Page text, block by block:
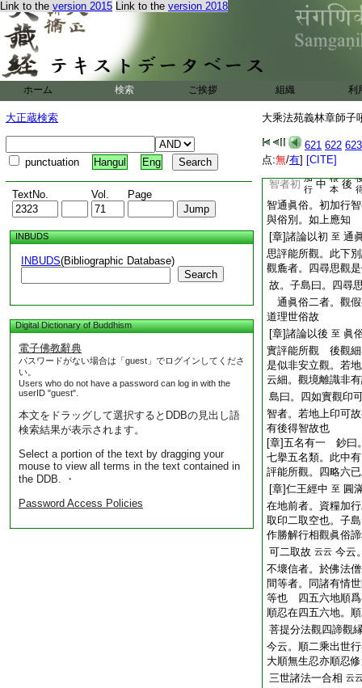
Link to the version 2015 Link to the version 2018
ホーム 検索 ご挨拶 組織 利
大正蔵検索
punctuation Hangul Eng
TextNo. Vol. Page
INBUDS
INBUDS(Bibliographic Database)
Search
Digital Dictionary of Buddhism
電子佛教辭典
パスワードがない場合は「guest」でログインしてくださ
い。
Users who do not have a password can log in with the
userID "guest".
本文をドラッグして選択するとDDBの見出し語
検索結果が表示されます。
Select a portion of the text by dragging your
mouse to view all terms in the text contained in
the DDB. ・
Password Access Policies
大乘法苑義林章師子
621 622 623
点:無/有] [CITE]
貪欲病中名爲善對
名爲善非對治法 云
云對。以藥遣病云
云云
通能所。非彼一一
靜･第一義諦並唯
智者初 加
行 中 根
本 後
智通眞俗。初加行
與俗別。如上應知
[章]諸論以初 至 通
思評能所觀。此下
觀麁者。四尋思觀
故。子島曰。四尋
通眞俗二者。觀
道理世俗故
[章]諸論以後 至 眞
實評能所觀 後觀細
是似非安立觀。若
云細。觀境離識非
島曰。四如實觀印
智者。若地上印可
有後得智故也
[章]五名有一 鈔曰
七擧五名類。此中
評能所觀。四略六
[章]仁王經中 至 圓
在地前者。資糧加
取印二取空也。子
作勝解行相觀眞俗
可二取故 云云 今云
不壞信者。於佛法
間等者。同諸有情
等也 四五六地順爲
順忍在四五六地。
菩提分法觀四諦觀
今云。順二乘出世
大順無生忍亦順忍
三世諸法一合相 云